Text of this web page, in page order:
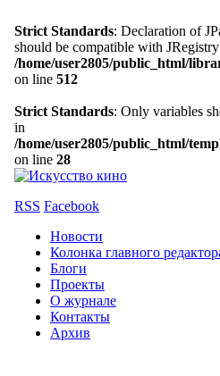
Strict Standards: Declaration of
should be compatible with
/home/user2805/public_html/
on line 512
Strict Standards: Only variables
in
/home/user2805/public_html/
on line 28
RSS Facebook
Новости
Колонка главного
Блоги
Проекты
О журнале
Контакты
Архив